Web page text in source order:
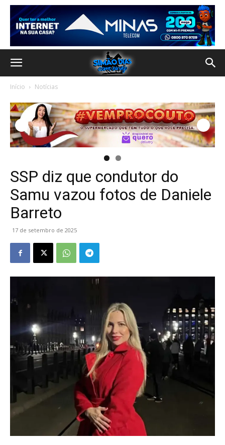
Início Notícias
SSP diz que condutor do
Samu vazou fotos de Daniele
Barreto
17 de setembro de 2025